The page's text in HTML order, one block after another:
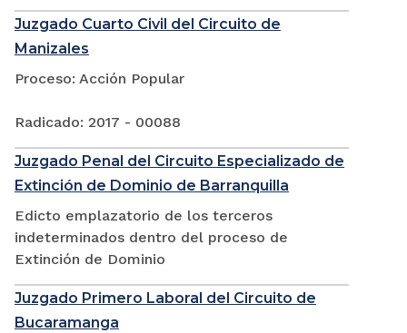
Juzgado Cuarto Civil del Circuito de
Manizales
Proceso: Acción Popular
Radicado: 2017 - 00088
Juzgado Penal del Circuito Especializado de
Extinción de Dominio de Barranquilla
Edicto emplazatorio de los terceros
indeterminados dentro del proceso de
Extinción de Dominio
Juzgado Primero Laboral del Circuito de
Bucaramanga